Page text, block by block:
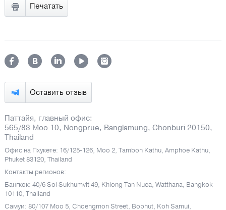
Оставить отзыв
Паттайя, главный офис:
565/83 Moo 10, Nongprue, Banglamung, Chonburi 20150,
Thailand
Офис на Пхукете: 16/125-126, Moo 2, Tambon Kathu, Amphoe Kathu,
Phuket 83120, Thailand
Контакты регионов:
Бангкок: 40/6 Soi Sukhumvit 49, Khlong Tan Nuea, Watthana, Bangkok
10110, Thailand
Самуи: 80/107 Moo 5, Choengmon Street, Bophut, Koh Samui,
Печатать